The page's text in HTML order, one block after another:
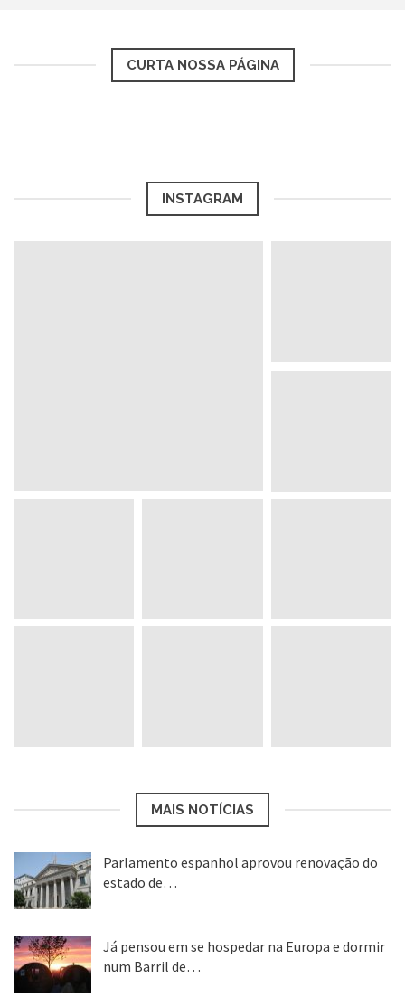
CURTA NOSSA PÁGINA
INSTAGRAM
MAIS NOTÍCIAS
Parlamento espanhol aprovou renovação do
estado de…
Já pensou em se hospedar na Europa e dormir
num Barril de…